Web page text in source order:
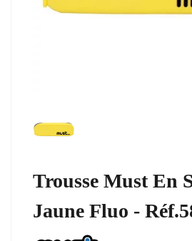
Trousse Must En
Jaune Fluo -